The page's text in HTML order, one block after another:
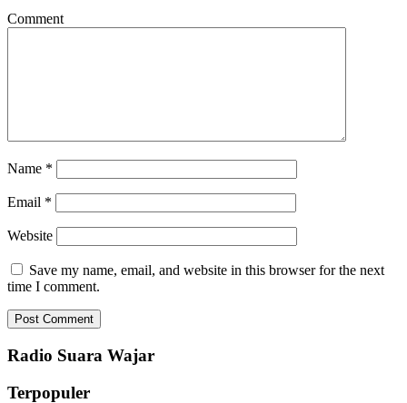
Comment
Name *
Email *
Website
Save my name, email, and website in this browser for the next
time I comment.
Radio Suara Wajar
Terpopuler